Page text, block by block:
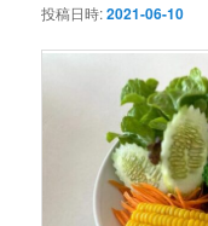
投稿日時:2021-06-10